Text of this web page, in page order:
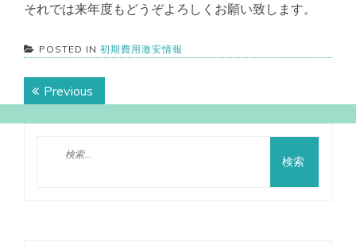
それでは来年度もどうぞよろしくお願い致します。
POSTED IN 初期費用激安情報
投
稿
Previous
post: